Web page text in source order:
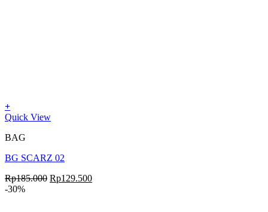
+
Quick View
BAG
BG SCARZ 02
Rp185.000 Rp129.500
-30%